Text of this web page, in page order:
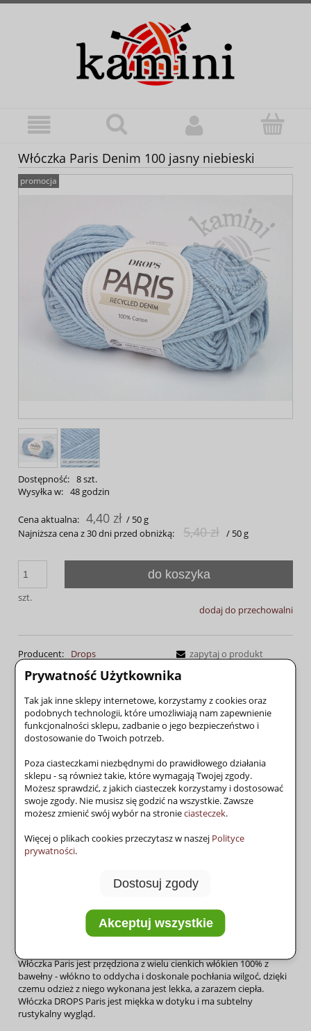
Prywatność Użytkownika
Tak jak inne sklepy internetowe, korzystamy z cookies oraz
podobnych technologii, które umożliwiają nam zapewnienie
funkcjonalności sklepu, zadbanie o jego bezpieczeństwo i
dostosowanie do Twoich potrzeb.
Poza ciasteczkami niezbędnymi do prawidłowego działania
sklepu - są również takie, które wymagają Twojej zgody.
Możesz sprawdzić, z jakich ciasteczek korzystamy i dostosować
swoje zgody. Nie musisz się godzić na wszystkie. Zawsze
możesz zmienić swój wybór na stronieciasteczek.
Więcej o plikach cookies przeczytasz w naszej Polityce
prywatności.
Dostosuj zgody
Akceptuj wszystkie
Włóczka Paris Denim 100 jasny niebieski
promocja
Dostępność: 8 szt.
Wysyłka w: 48 godzin
Cena aktualna: 4,40 zł / 50 g
Najniższa cena z 30 dni przed obniżką:
5,40 zł / 50 g
szt.
do koszyka
dodaj do przechowalni
Producent: Drops
zapytaj o produkt
Drops (EU)
skład: 100% bawełna
sezon: wiosna - lato
masa
długość
17 oczek
nie wybielać
możliwe
suszenie w
automatach
czyszczenie
chemiczne
w pozycji
Włóczka Paris jest przędziona z wielu cienkich włókien 100% z
bawełny - włókno to oddycha i doskonale pochłania wilgoć, dzięki
czemu odzież z niego wykonana jest lekka, a zarazem ciepła.
Włóczka DROPS Paris jest miękka w dotyku i ma subtelny
rustykalny wygląd.